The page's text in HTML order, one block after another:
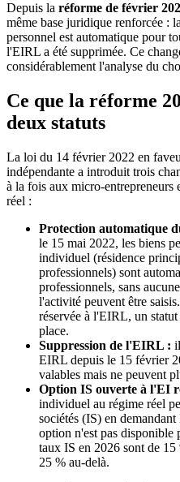
Depuis la réforme de février
même base juridique renforcée :
personnel est automatique pour
l'EIRL a été supprimée. Ce
considérablement l'analyse du
Ce que la réforme
deux statuts
La loi du 14 février 2022 en
indépendante a introduit trois
à la fois aux micro-entrepreneurs
réel :
Protection automatique
le 15 mai 2022, les biens
individuel (résidence
professionnels) sont
professionnels, sans
l'activité peuvent être
réservée à l'EIRL, un
place.
Suppression de l'EIRL :
EIRL depuis le 15 février
valables mais ne peuvent
Option IS ouverte à l'EI
individuel au régime réel
sociétés (IS) en
option n'est pas disponible
taux IS en 2026 sont de
25 % au-delà.